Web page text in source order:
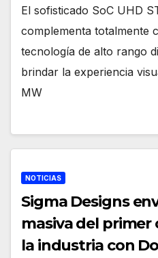
El sofisticado SoC UHD
complementa totalmente
tecnología de alto rango
brindar la experiencia
MW
NOTICIAS
Sigma Designs
masiva del primer
la industria con